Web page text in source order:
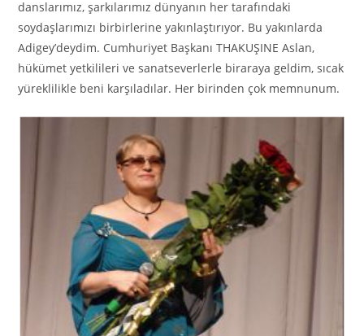
danslarımız, şarkılarımız dünyanın her tarafındaki
soydaşlarımızı birbirlerine yakınlaştırıyor. Bu yakınlarda
Adigey’deydim. Cumhuriyet Başkanı THAKUŞINE Aslan,
hükümet yetkilileri ve sanatseverlerle biraraya geldim, sıcak
yüreklilikle beni karşıladılar. Her birinden çok memnunum.